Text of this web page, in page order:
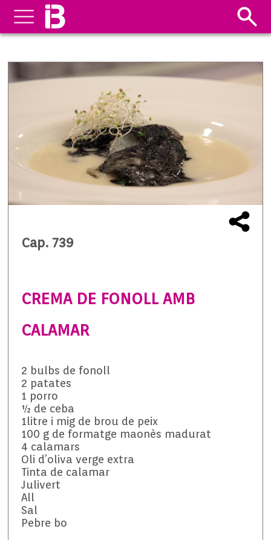
Cap. 739
CREMA DE FONOLL AMB
CALAMAR
2 bulbs de fonoll
2 patates
1 porro
½ de ceba
1litre i mig de brou de peix
100 g de formatge maonès madurat
4 calamars
Oli d’oliva verge extra
Tinta de calamar
Julivert
All
Sal
Pebre bo